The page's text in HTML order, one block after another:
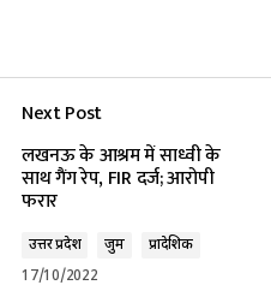
Next Post
लखनऊ के आश्रम में साध्वी के
साथ गैंग रेप, FIR दर्ज; आरोपी
फरार
उत्तर प्रदेश जुर्म
प्रादेशिक
17/10/2022